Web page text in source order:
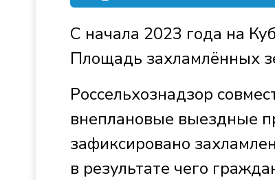
С начала 2023 года на
Площадь захламлённых
Россельхознадзор
внеплановые выездные
зафиксировано
в результате чего